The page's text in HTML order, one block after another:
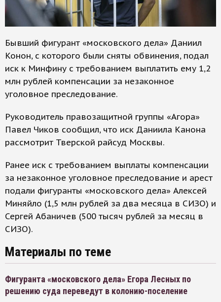
Бывший фигурант «московского дела» Даниил
Конон, с которого были сняты обвинения, подал
иск к Минфину с требованием выплатить ему 1,2
млн рублей компенсации за незаконное
уголовное преследование.
Руководитель правозащитной группы «Агора»
Павел Чиков сообщил, что иск Даниила Канона
рассмотрит Тверской райсуд Москвы.
Ранее иск с требованием выплаты компенсации
за незаконное уголовное преследование и арест
подали фигуранты «московского дела» Алексей
Миняйло (1,5 млн рублей за два месяца в СИЗО) и
Сергей Абаничев (500 тысяч рублей за месяц в
СИЗО).
Материалы по теме
Фигуранта «московского дела» Егора Лесных по
решению суда переведут в колонию-поселение